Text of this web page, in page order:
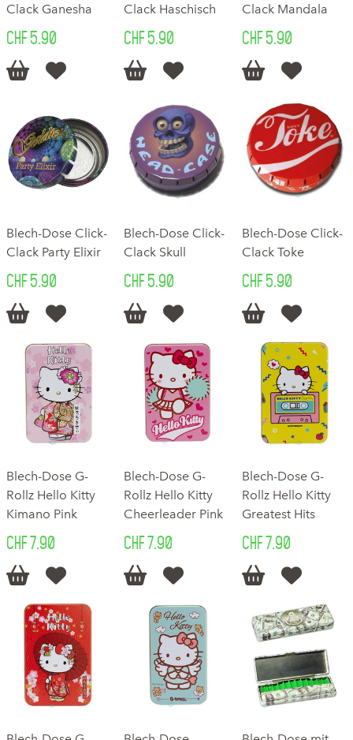
Clack Ganesha
CHF 5.90
 
Clack Haschisch
CHF 5.90
 
Clack Mandala
CHF 5.90
 
Blech-Dose Click-
Clack Party Elixir
CHF 5.90
 
Blech-Dose Click-
Clack Skull
CHF 5.90
 
Blech-Dose Click-
Clack Toke
CHF 5.90
 
Blech-Dose G-
Rollz Hello Kitty
Kimano Pink
CHF 7.90
 
Blech-Dose G-
Rollz Hello Kitty
Cheerleader Pink
CHF 7.90
 
Blech-Dose G-
Rollz Hello Kitty
Greatest Hits
CHF 7.90
 